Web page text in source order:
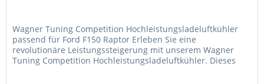
Wagner Tuning Competition Hochleistungsladeluftkühler
passend für Ford F150 Raptor Erleben Sie eine
revolutionäre Leistungssteigerung mit unserem Wagner
Tuning Competition Hochleistungsladeluftkühler. Dieses